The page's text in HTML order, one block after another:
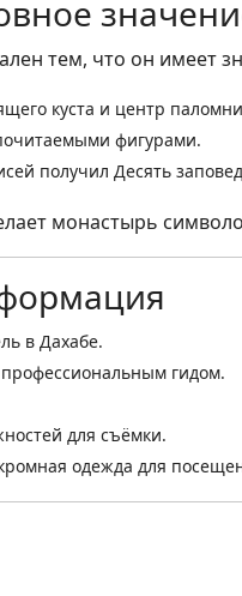
тем, что он имеет
куста и центр
фигурами.
получил Десять
монастырь
в Дахабе.
гидом.
для съёмки.
одежда для